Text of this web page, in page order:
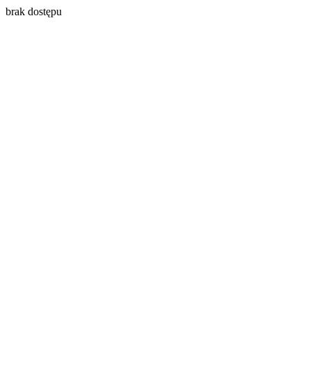
brak dostępu